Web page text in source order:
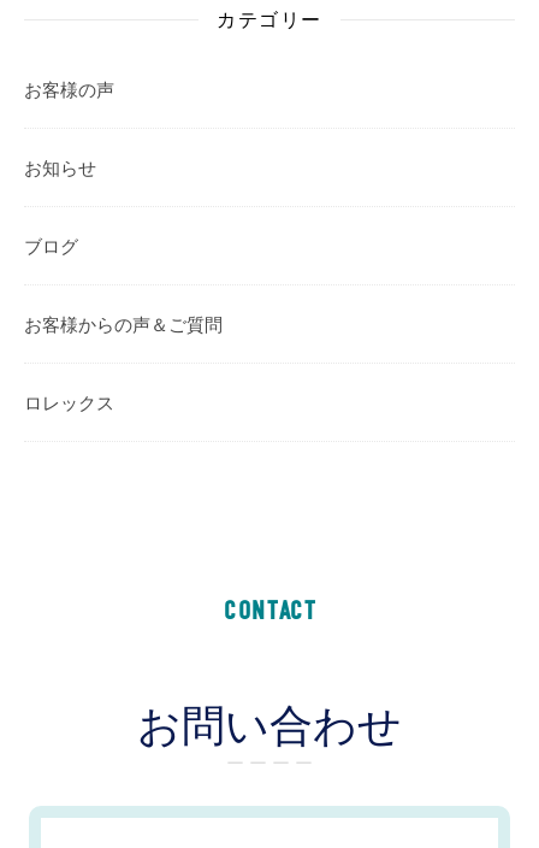
カテゴリー
お客様の声
お知らせ
ブログ
お客様からの声＆ご質問
ロレックス
CONTACT
お問い合わせ
ー ー ー ー